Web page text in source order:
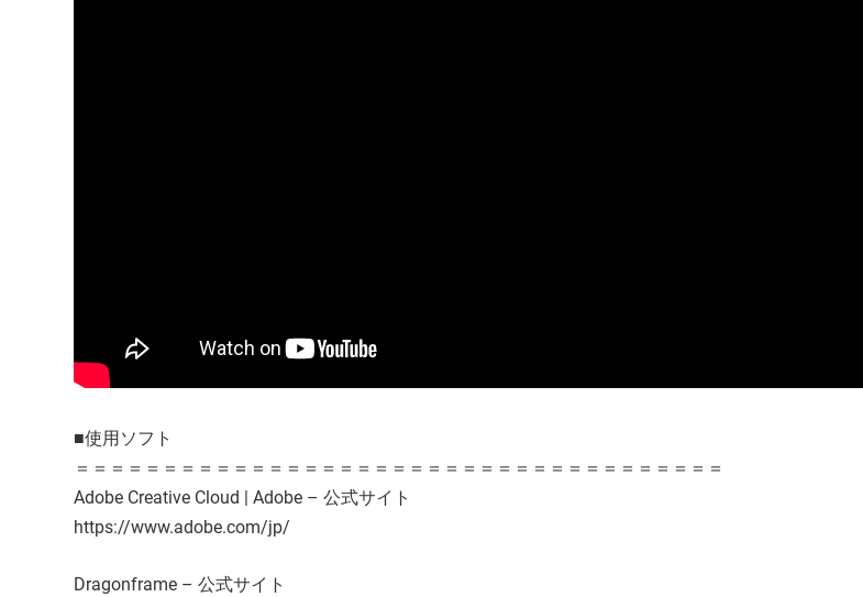
■使用ソフト
＝＝＝＝＝＝＝＝＝＝＝＝＝＝＝＝＝＝＝＝＝＝＝＝＝＝＝＝＝＝＝＝＝＝＝＝＝
Adobe Creative Cloud | Adobe – 公式サイト
https://www.adobe.com/jp/
Dragonframe – 公式サイト